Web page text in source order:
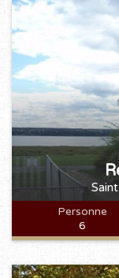
D
3
4
10
11
17
25
31
Personne
6